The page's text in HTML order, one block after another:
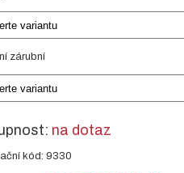
variantu
zárubní
variantu
na dotaz
kód: 9330